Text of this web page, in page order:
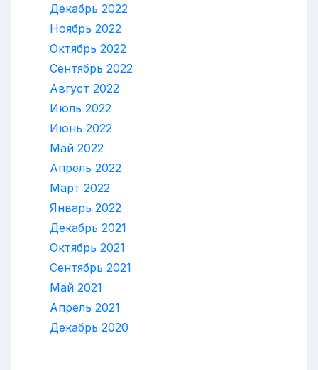
Декабрь 2022
Ноябрь 2022
Октябрь 2022
Сентябрь 2022
Август 2022
Июль 2022
Июнь 2022
Май 2022
Апрель 2022
Март 2022
Январь 2022
Декабрь 2021
Октябрь 2021
Сентябрь 2021
Май 2021
Апрель 2021
Декабрь 2020